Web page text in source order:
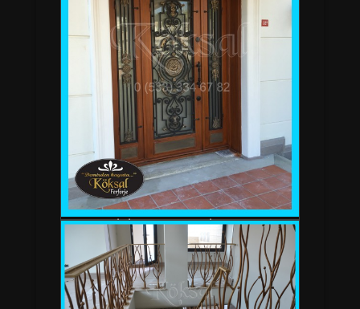
BAHÇE GİRİŞ KAPISI - TULİP A 35 SERKAN
BEY